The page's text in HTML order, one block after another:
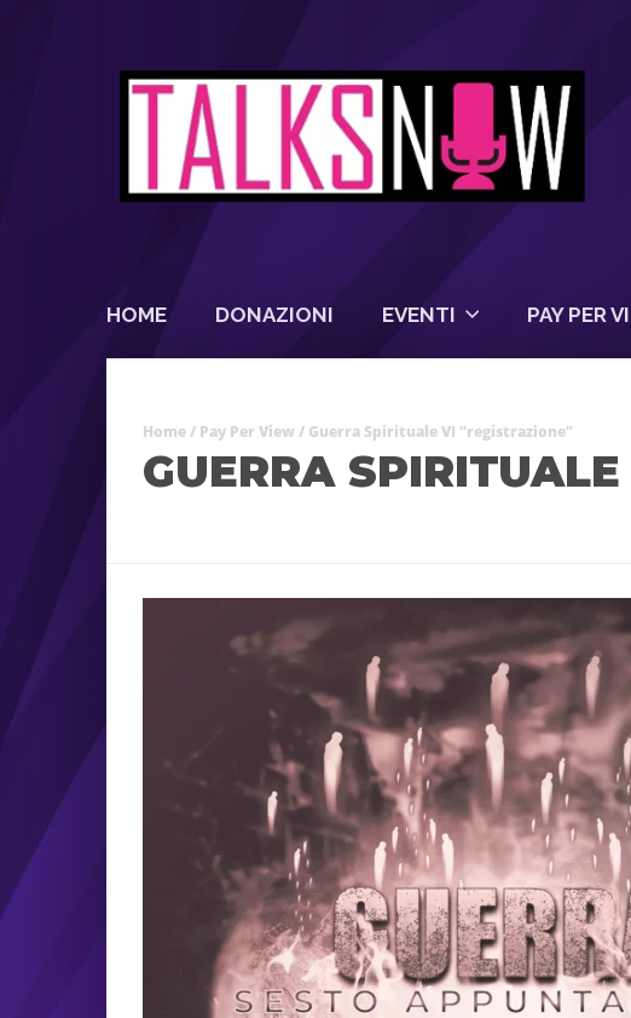
HOME DONAZIONI EVENTI PAY PER
Home/ Pay Per View/ Guerra Spirituale VI “registrazione”
GUERRA